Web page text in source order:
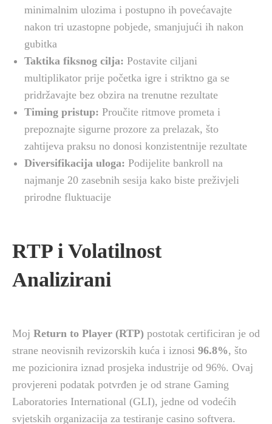
minimalnim ulozima i postupno ih povećavajte
nakon tri uzastopne pobjede, smanjujući ih nakon
gubitka
Taktika fiksnog cilja: Postavite ciljani
multiplikator prije početka igre i striktno ga se
pridržavajte bez obzira na trenutne rezultate
Timing pristup: Proučite ritmove prometa i
prepoznajte sigurne prozore za prelazak, što
zahtijeva praksu no donosi konzistentnije rezultate
Diversifikacija uloga: Podijelite bankroll na
najmanje 20 zasebnih sesija kako biste preživjeli
prirodne fluktuacije
RTP i Volatilnost
Analizirani
Moj Return to Player (RTP) postotak certificiran je od
strane neovisnih revizorskih kuća i iznosi 96.8%, što
me pozicionira iznad prosjeka industrije od 96%. Ovaj
provjereni podatak potvrđen je od strane Gaming
Laboratories International (GLI), jedne od vodećih
svjetskih organizacija za testiranje casino softvera.